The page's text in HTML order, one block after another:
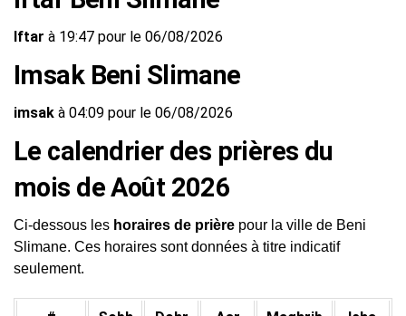
Iftar à 19:47 pour le 06/08/2026
Imsak Beni Slimane
imsak à 04:09 pour le 06/08/2026
Le calendrier des prières du
mois de Août 2026
Ci-dessous les horaires de prière pour la ville de Beni
Slimane. Ces horaires sont données à titre indicatif
seulement.